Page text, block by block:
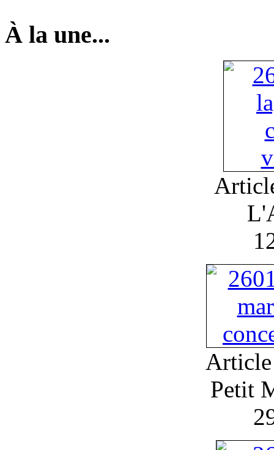
À la une...
Article
Petit